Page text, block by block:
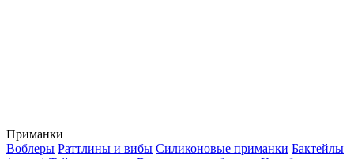
Приманки
Воблеры Раттлины и вибы Силиконовые приманки Бактейлы